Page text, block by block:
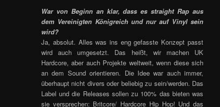
War von Beginn an klar, dass es straight Rap aus
dem Vereinigten Königreich und nur auf Vinyl sein
wird?
Ja, absolut. Alles was ins eng gefasste Konzept passt
wird auch umgesetzt. Das heißt, wir machen UK
Hardcore, aber auch Projekte weltweit, wenn diese sich
an dem Sound orientieren. Die Idee war auch immer,
überhaupt nicht divers oder beliebig zu sein/werden. Das
Label und die Releases sollen zu 100% das bieten was
sie versprechen: Britcore/ Hardcore Hip Hop! Und das